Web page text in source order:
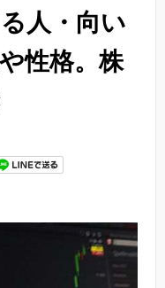
人・向い
性格。株